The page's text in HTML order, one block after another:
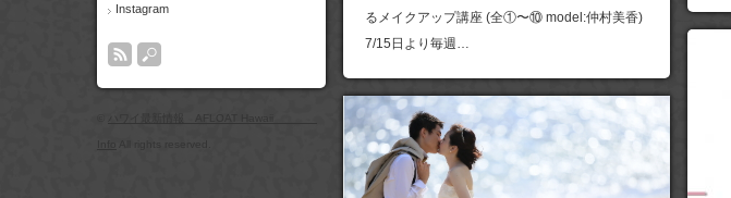
Instagram
るメイクアップ講座 (全①〜⑩ model:仲村美香)
7/15日より毎週…